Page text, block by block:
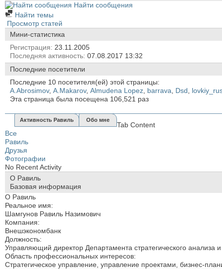
Найти сообщения
Найти темы
Просмотр статей
Мини-статистика
Регистрация
23.11.2005
Последняя активность 07.08.2017 13:32
Последние посетители
Последние 10 посетителя(ей) этой страницы:
A.Abrosimov, A.Makarov, Almudena Lopez barrava Dsd
Эта страница была посещена 106,521 раз
Активность Равиль Обо мне
Tab Content
Все
Равиль
Друзья
Фотографии
No Recent Activity
О Равиль
Базовая информация
О Равиль
Реальное имя:
Шамгунов Равиль Назимович
Компания:
Внешэкономбанк
Должность:
Управляющий директор Департамента стратегического анализа и
Область профессиональных интересов:
Стратегическое управление, управление проектами, бизнес-